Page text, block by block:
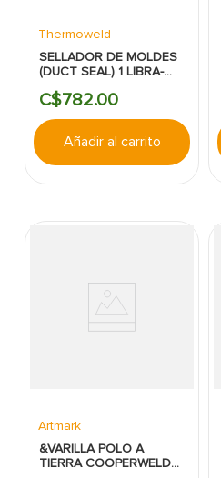
Thermoweld
SELLADOR DE MOLDES
(DUCT SEAL) 1 LIBRA-
C$782.00
Añadir al carrito
Artmark
&VARILLA POLO A
TIERRA COOPERWELD